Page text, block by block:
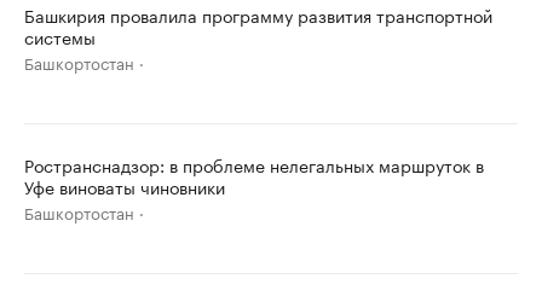
Башкирия провалила программу развития транспортной
системы
Башкортостан
Ространснадзор: в проблеме нелегальных маршруток в
Уфе виноваты чиновники
Башкортостан